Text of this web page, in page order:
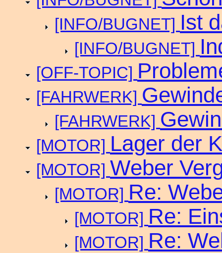
[INFO/BUGNET] Ist
[INFO/BUGNET]
[OFF-TOPIC]
[FAHRWERK]
[FAHRWERK]
[MOTOR] Lager der
[MOTOR] Weber
[MOTOR] Re:
[MOTOR] Re:
[MOTOR] Re: